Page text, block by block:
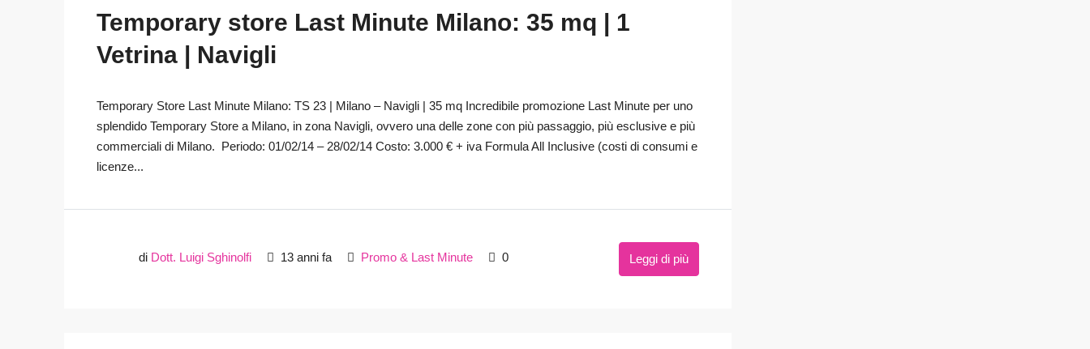
Temporary store Last Minute Milano: 35 mq | 1
Vetrina | Navigli
Temporary Store Last Minute Milano: TS 23 | Milano – Navigli | 35 mq Incredibile promozione Last Minute per uno
splendido Temporary Store a Milano, in zona Navigli, ovvero una delle zone con più passaggio, più esclusive e più
commerciali di Milano. Periodo: 01/02/14 – 28/02/14 Costo: 3.000 € + iva Formula All Inclusive (costi di consumi e
licenze...
di Dott. Luigi Sghinolfi 13 anni fa Promo & Last Minute 0 Leggi di più